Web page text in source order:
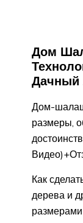
Дом
Дачный
Дом-
размеры,
Как
дерева и